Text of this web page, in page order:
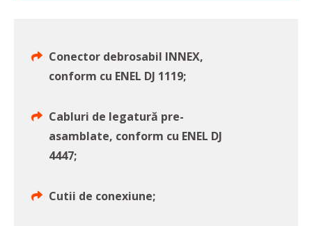
Conector debrosabil INNEX,
conform cu ENEL DJ 1119;
Cabluri de legatură pre-
asamblate, conform cu ENEL DJ
4447;
Cutii de conexiune;